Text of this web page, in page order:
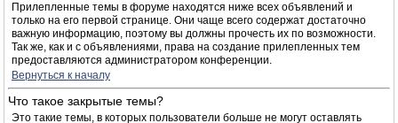
Прилепленные темы в форуме находятся ниже всех объявлений и
только на его первой странице. Они чаще всего содержат достаточно
важную информацию, поэтому вы должны прочесть их по возможности.
Так же, как и с объявлениями, права на создание прилепленных тем
предоставляются администратором конференции.
Вернуться к началу
Что такое закрытые темы?
Это такие темы, в которых пользователи больше не могут оставлять